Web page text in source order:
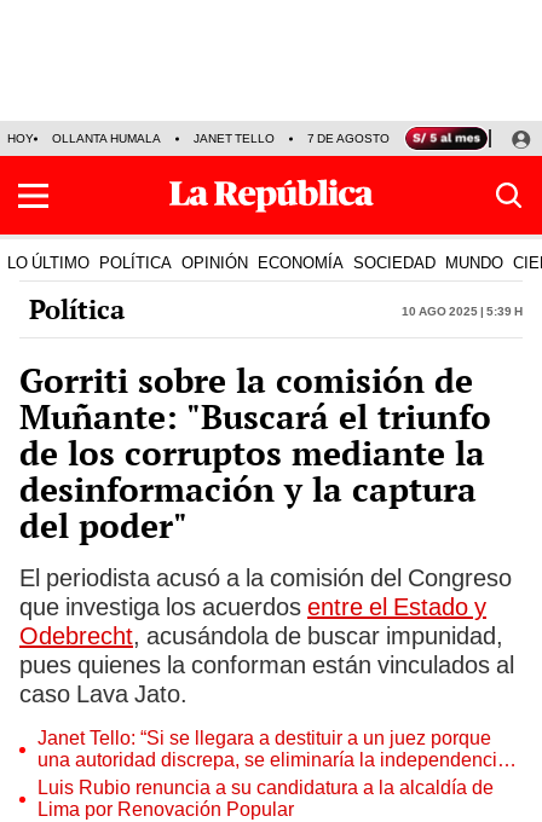
HOY OLLANTA HUMALA JANET TELLO 7 DE AGOSTO TINKA RESULTADOS
LO ÚLTIMO POLÍTICA OPINIÓN ECONOMÍA SOCIEDAD MUNDO
Política 10 Ago 2025 | 5:39 h
Gorriti sobre la comisión de
Muñante: "Buscará el triunfo
de los corruptos mediante la
desinformación y la captura
del poder"
El periodista acusó a la comisión del Congreso
que investiga los acuerdos entre el Estado y
Odebrecht, acusándola de buscar impunidad,
pues quienes la conforman están vinculados al
caso Lava Jato.
Janet Tello: “Si se llegara a destituir a un juez porque
una autoridad discrepa, se eliminaría la independencia
judicial”
Luis Rubio renuncia a su candidatura a la alcaldía de
Lima por Renovación Popular